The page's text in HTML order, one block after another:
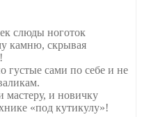
слюды ноготок
камню, скрывая
густые сами по себе и не
мастеру, и новичку
«под кутикулу»!